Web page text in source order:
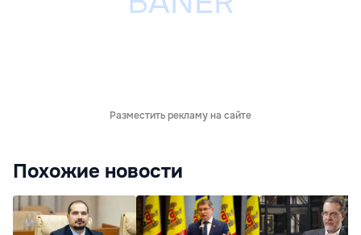
Разместить рекламу на сайте
Похожие новости